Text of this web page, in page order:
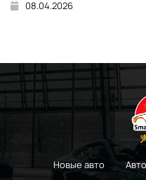
08.04.2026
Новые авто